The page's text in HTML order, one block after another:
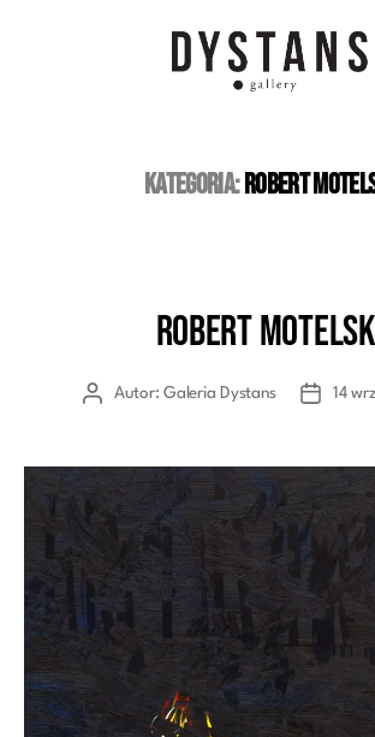
Kategoria:Robert
Kategorie
Robert
AutorAutor:Galeria Dystans
Data
14